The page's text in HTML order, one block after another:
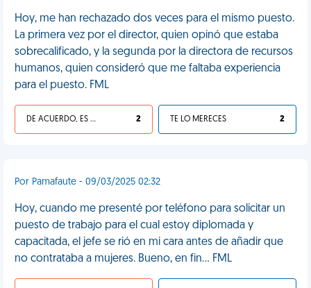
Hoy, me han rechazado dos veces para el mismo puesto.
La primera vez por el director, quien opinó que estaba
sobrecalificado, y la segunda por la directora de recursos
humanos, quien consideró que me faltaba experiencia
para el puesto. FML
DE ACUERDO, ES UNA VIDA HP 2 TE LO MERECES 2
Por Pamafaute - 09/03/2025 02:32
Hoy, cuando me presenté por teléfono para solicitar un
puesto de trabajo para el cual estoy diplomada y
capacitada, el jefe se rió en mi cara antes de añadir que
no contrataba a mujeres. Bueno, en fin... FML